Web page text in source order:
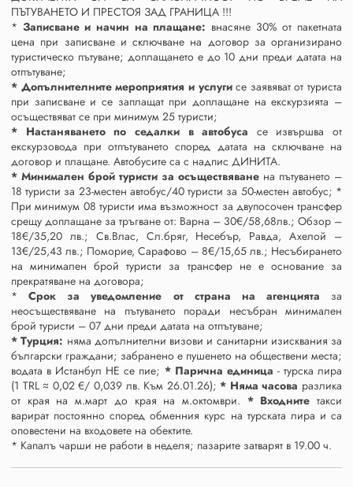
ПЪТУВАНЕТО И ПРЕСТОЯ ЗАД ГРАНИЦА !!!
* Записване и начин на плащане: внасяне 30% от пакетната
цена при записване и сключване на договор за организирано
туристическо пътуване; доплащането е до 10 дни преди датата на
отпътуване;
* Допълнителните мероприятия и услугисе заявяват от туриста
при записване и се заплащат при доплащане на екскурзията –
осъществяват се при минимум 25 туристи;
* Настаняването по седалки в автобуса се извършва от
екскурзовода при отпътуването според датата на сключване на
договор и плащане. Автобусите са с надпис ДИНИТА.
* Минимален брой туристи за осъществяване на пътуването –
18 туристи за 23-местен автобус/40 туристи за 50-местен автобус; *
При минимум 08 туристи има възможност за двупосочен трансфер
срещу доплащане за тръгване от: Варна – 30€/58,68лв.; Обзор –
18€/35,20 лв.; Св.Влас, Сл.бряг, Несебър, Равда, Ахелой –
13€/25,43 лв.; Поморие, Сарафово – 8€/15,65 лв.; Несъбирането
на минимален брой туристи за трансфер не е основание за
прекратяване на договора;
*Срок за уведомление от страна на агенцията за
неосъществяване на пътуването поради несъбран минимален
брой туристи – 07 дни преди датата на отпътуване;
* Турция: няма допълнителни визови и санитарни изисквания за
български граждани; забранено е пушенето на обществени места;
водата в Истанбул НЕ се пие; * Парична единица - турска лира
(1 TRL ≈ 0,02 €/ 0,039 лв. Към 26.01.26); * Няма часова разлика
от края на м.март до края на м.октомври. * Входните такси
варират постоянно според обменния курс на турската лира и са
оповестени на входовете на обектите.
* Капалъ чарши не работи в неделя; пазарите затварят в 19.00 ч.